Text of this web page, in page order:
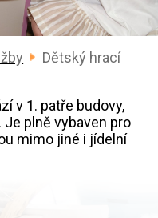
Dětský hrací
v 1. patře budovy,
plně vybaven pro
mimo jiné i jídelní